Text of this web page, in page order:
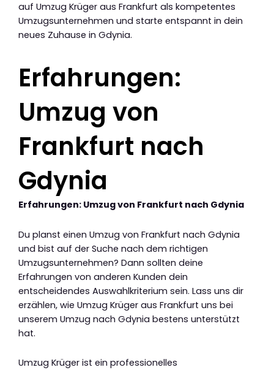
auf Umzug Krüger aus Frankfurt als kompetentes
Umzugsunternehmen und starte entspannt in dein
neues Zuhause in Gdynia.
Erfahrungen:
Umzug von
Frankfurt nach
Gdynia
Erfahrungen: Umzug von Frankfurt nach Gdynia
Du planst einen Umzug von Frankfurt nach Gdynia
und bist auf der Suche nach dem richtigen
Umzugsunternehmen? Dann sollten deine
Erfahrungen von anderen Kunden dein
entscheidendes Auswahlkriterium sein. Lass uns dir
erzählen, wie Umzug Krüger aus Frankfurt uns bei
unserem Umzug nach Gdynia bestens unterstützt
hat.
Umzug Krüger ist ein professionelles